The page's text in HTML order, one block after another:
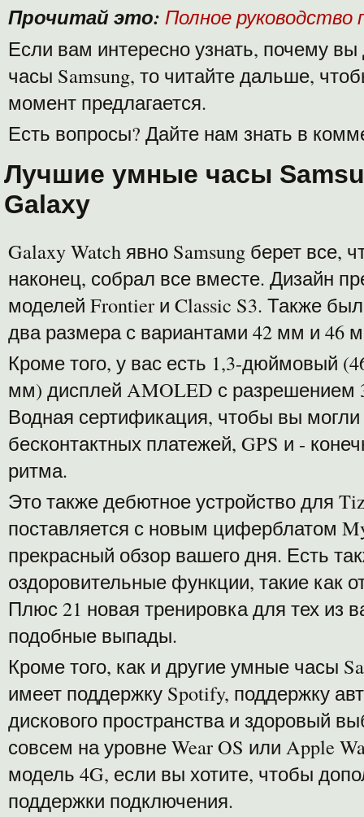
Прочитай это: Полное руководство
Если вам интересно узнать, почему
часы Samsung, то читайте дальше,
момент предлагается.
Есть вопросы? Дайте нам знать в
Лучшие умные часы
Galaxy
Galaxy Watch явно Samsung берет все,
наконец, собрал все вместе. Дизайн
моделей Frontier и Classic S3. Также
два размера с вариантами 42 мм и 46
Кроме того, у вас есть 1,3-дюймовый
мм) дисплей AMOLED с разрешением
Водная сертификация, чтобы вы
бесконтактных платежей, GPS и -
ритма.
Это также дебютное устройство для
поставляется с новым циферблатом
прекрасный обзор вашего дня. Есть
оздоровительные функции, такие как
Плюс 21 новая тренировка для тех из
подобные выпады.
Кроме того, как и другие умные часы
имеет поддержку Spotify, поддержку
дискового пространства и здоровый
совсем на уровне Wear OS или Apple
модель 4G, если вы хотите, чтобы
поддержки подключения.